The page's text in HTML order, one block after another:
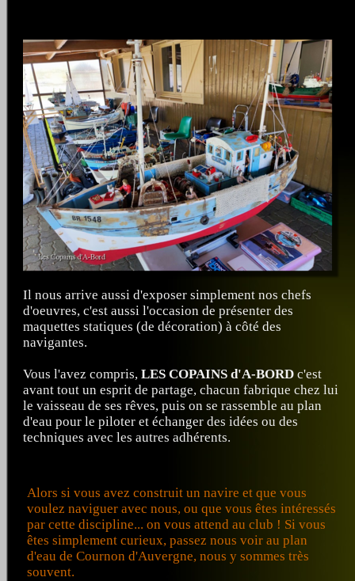
Il nous arrive aussi d'exposer simplement nos chefs
d'oeuvres, c'est aussi l'occasion de présenter des
maquettes statiques (de décoration) à côté des
navigantes.
Vous l'avez compris, LES COPAINS d'A-BORD c'est
avant tout un esprit de partage, chacun fabrique chez lui
le vaisseau de ses rêves, puis on se rassemble au plan
d'eau pour le piloter et échanger des idées ou des
techniques avec les autres adhérents.
Alors si vous avez construit un navire et que vous
voulez naviguer avec nous, ou que vous êtes intéressés
par cette discipline... on vous attend au club ! Si vous
êtes simplement curieux, passez nous voir au plan
d'eau de Cournon d'Auvergne, nous y sommes très
souvent.